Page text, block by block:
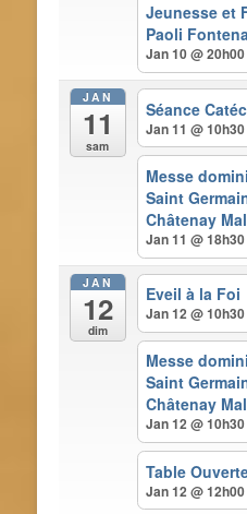
Jeunesse et
Paoli
Jan 10 @
JAN
11
sam
Séance
Jan 11 @
Messe
Saint
Châtenay
Jan 11 @
JAN
12
dim
Eveil à la Foi
Jan 12 @
Messe
Saint
Châtenay
Jan 12 @
Table
Jan 12 @